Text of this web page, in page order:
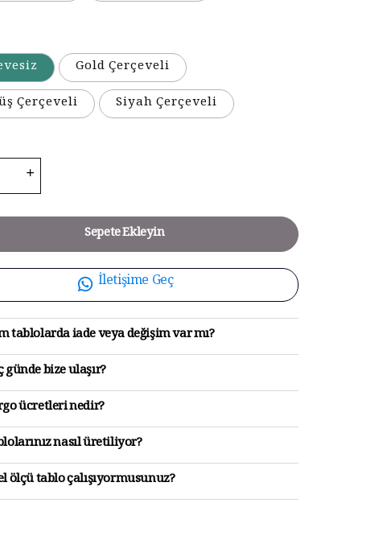
Gold Çerçeveli
Çerçeveli
Siyah Çerçeveli
Sepete Ekleyin
İletişime Geç
tablolarda iade veya değişim var mı?
günde bize ulaşır?
ücretleri nedir?
nasıl üretiliyor?
ölçü tablo çalışıyormusunuz?